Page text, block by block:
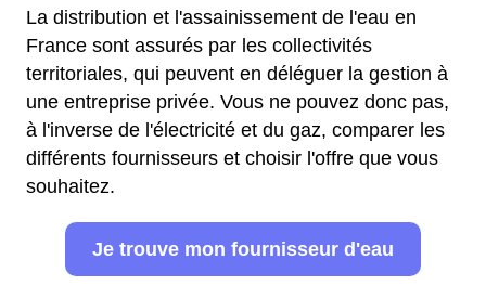
La distribution et l'assainissement de l'eau en
France sont assurés par les collectivités
territoriales, qui peuvent en déléguer la gestion à
une entreprise privée. Vous ne pouvez donc pas,
à l'inverse de l'électricité et du gaz, comparer les
différents fournisseurs et choisir l'offre que vous
souhaitez.
Je trouve mon fournisseur d'eau